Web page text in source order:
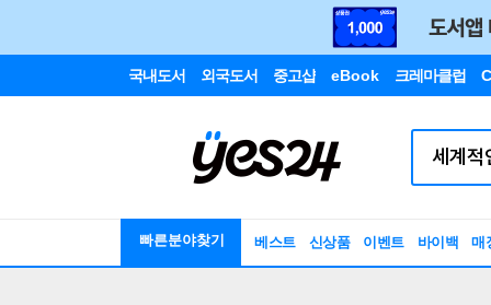
국내도서 외국도서 중고샵 eBook 크레마클럽
빠른분야찾기 베스트 신상품 이벤트 바이백 매